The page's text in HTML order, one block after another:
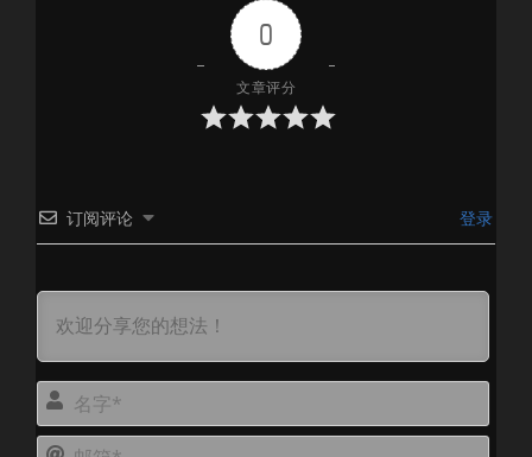
0
文章评分
订阅评论 登录
字